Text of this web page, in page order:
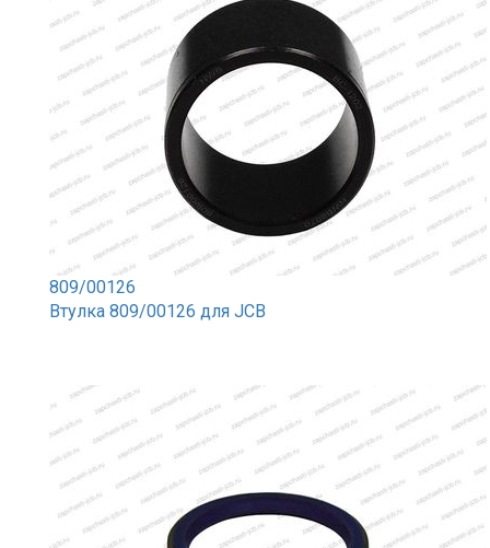
809/00126
Втулка 809/00126 для JCB